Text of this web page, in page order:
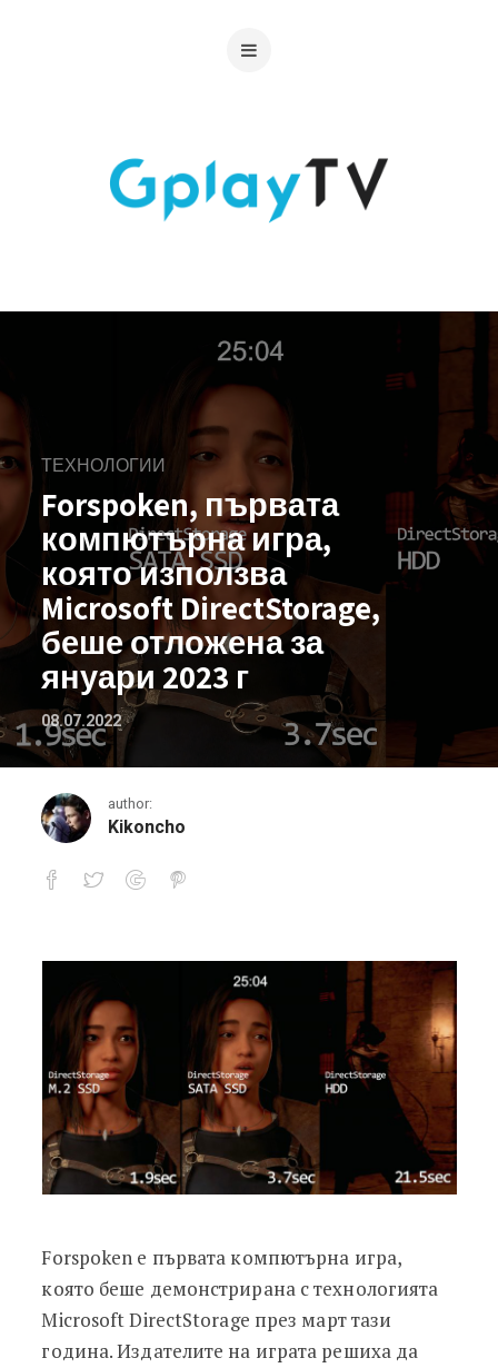
ТЕХНОЛОГИИ
Forspoken, първата
компютърна игра,
която използва
Microsoft DirectStorage,
беше отложена за
януари 2023 г
08.07.2022
author:
Kikoncho
Forspoken, първата компютърна
Forspoken е първата компютърна игра,
която беше демонстрирана с технологията
Microsoft DirectStorage през март тази
година. Издателите на играта решиха да